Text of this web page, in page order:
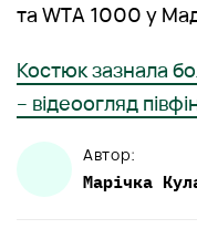
та WTA 1000 у
Костюк зазнала
– відеоогляд
Автор:
Марічка